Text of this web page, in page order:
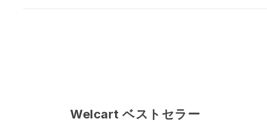
Welcart ベストセラー